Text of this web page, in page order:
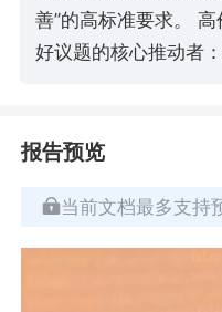
善”的高标准要求。
好议题的核心推动者
报告预览
当前文档最多支持